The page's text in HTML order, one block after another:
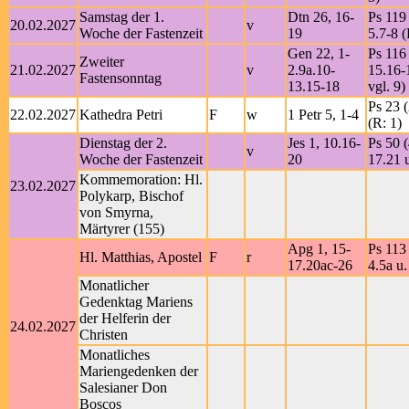
20.02.2027
Samstag der 1.
Woche der Fastenzeit
v
Dtn 26, 16-
19
Ps
5.7-8
21.02.2027
Zweiter
Fastensonntag
v
Gen 22, 1-
2.9a.10-
13.15-18
Ps
vgl. 9)
22.02.2027 Kathedra Petri F w 1 Petr 5, 1-4
Ps 23
(R: 1)
23.02.2027
Dienstag der 2.
Woche der Fastenzeit
v
Jes 1, 10.16-
20
Ps 50
17.21
Kommemoration: Hl.
Polykarp, Bischof
von Smyrna,
Märtyrer (155)
24.02.2027
Hl. Matthias, Apostel F r
Apg 1, 15-
17.20ac-26
Ps
4.5a
Monatlicher
Gedenktag Mariens
der Helferin der
Christen
Monatliches
Mariengedenken der
Salesianer Don
Boscos